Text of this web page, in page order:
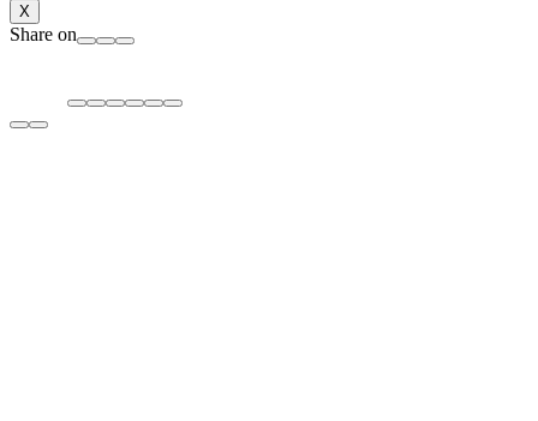
X
Share on